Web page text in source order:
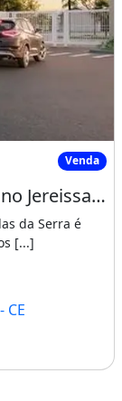
no Jereissate
Venda
Casas em Condominio Fechado no Jereissate 3, Entrada Facilitada em Ate 60X, Aproveite!
da Serra é
[...]
CE